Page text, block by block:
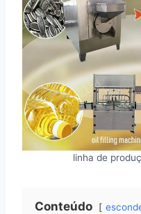
linha de
Conteúdo